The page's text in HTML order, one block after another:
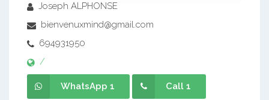
Joseph ALPHONSE
bienvenuxmind@gmail.com
694931950
/
WhatsApp 1 Call 1